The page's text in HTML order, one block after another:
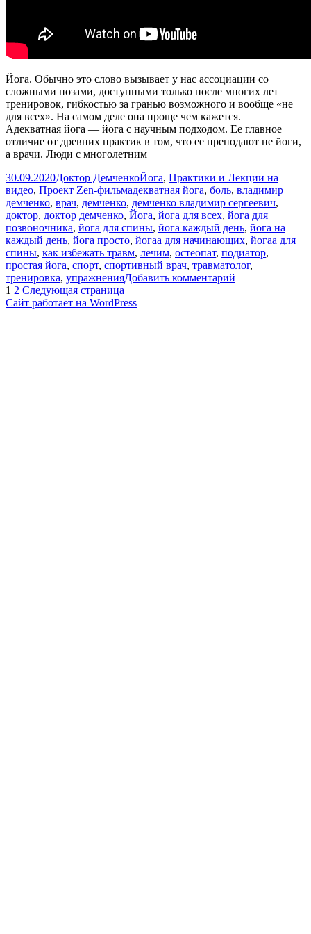
Йога. Обычно это слово вызывает у нас ассоциации со
сложными позами, доступными только после многих лет
тренировок, гибкостью за гранью возможного и вообще «не
для всех». На самом деле она проще чем кажется.
Адекватная йога — йога с научным подходом. Ее главное
отличие от древних практик в том, что ее преподают не йоги,
а врачи. Люди с многолетним
Опубликовано
30.09.2020Автор
Доктор ДемченкоРубрики
Йога, Практики и Лекции на
видео, Проект Zen-фильмМетки
адекватная йога, боль, владимир
демченко, врач, демченко, демченко владимир сергеевич,
доктор, доктор демченко, Йога, йога для всех, йога для
позвоночника, йога для спины, йога каждый день, йога на
каждый день, йога просто, йогаа для начинающих, йогаа для
спины, как избежать травм, лечим, остеопат, подиатор,
простая йога, спорт, спортивный врач, травматолог,
тренировка, упражненияДобавить комментарий
Пагинация
записей
Страница
1 Страница
2 Следующая страница
Сайт работает на WordPress